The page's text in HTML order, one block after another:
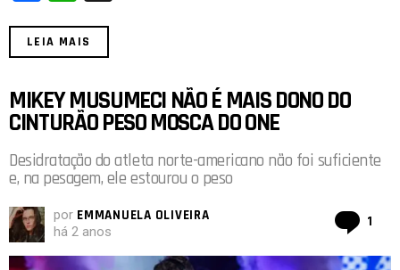
ce
o
o
k
at
A
p
p
LEIA MAIS
MIKEY MUSUMECI NÃO É MAIS DONO DO
CINTURÃO PESO MOSCA DO ONE
Desidratação do atleta norte-americano não foi suficiente
e, na pesagem, ele estourou o peso
por EMMANUELA OLIVEIRA
há 2 anos
1